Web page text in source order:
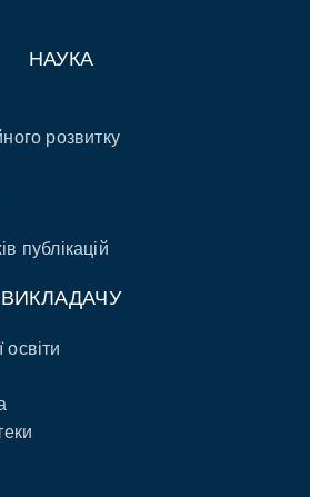
НАУКА
розвитку
публікацій
ВИКЛАДАЧУ